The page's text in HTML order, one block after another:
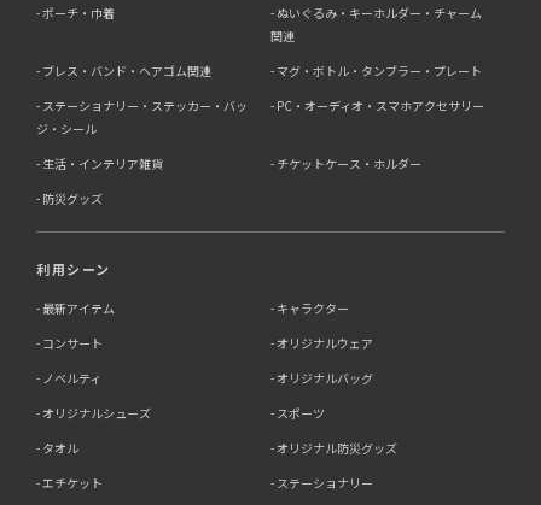
ポーチ・巾着
ぬいぐるみ・キーホルダー・チャーム
関連
ブレス・バンド・ヘアゴム関連
マグ・ボトル・タンブラー・プレート
ステーショナリー・ステッカー・バッ
ジ・シール
PC・オーディオ・スマホアクセサリー
生活・インテリア雑貨
チケットケース・ホルダー
防災グッズ
利用シーン
最新アイテム
キャラクター
コンサート
オリジナルウェア
ノベルティ
オリジナルバッグ
オリジナルシューズ
スポーツ
タオル
オリジナル防災グッズ
エチケット
ステーショナリー